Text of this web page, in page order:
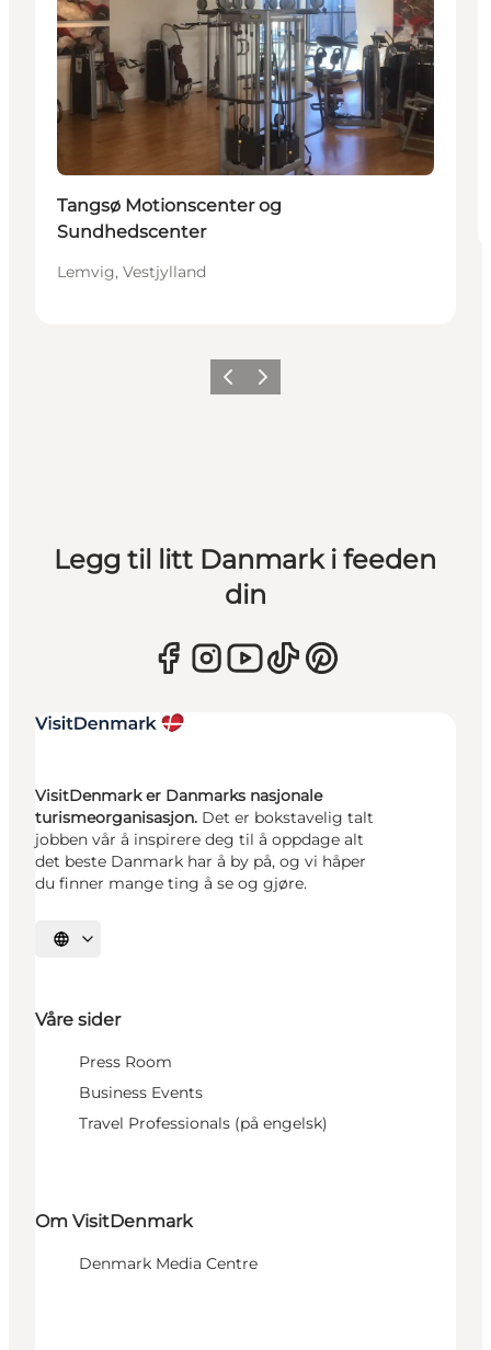
Tangsø Motionscenter og
Sundhedscenter
Lemvig, Vestjylland
ForrigeNeste
Legg til litt Danmark i feeden
din
VisitDenmark er Danmarks nasjonale
turismeorganisasjon. Det er bokstavelig talt
jobben vår å inspirere deg til å oppdage alt
det beste Danmark har å by på, og vi håper
du finner mange ting å se og gjøre.
Velg språk
Våre sider
Press Room
Business Events
Travel Professionals (på engelsk)
Om VisitDenmark
Denmark Media Centre